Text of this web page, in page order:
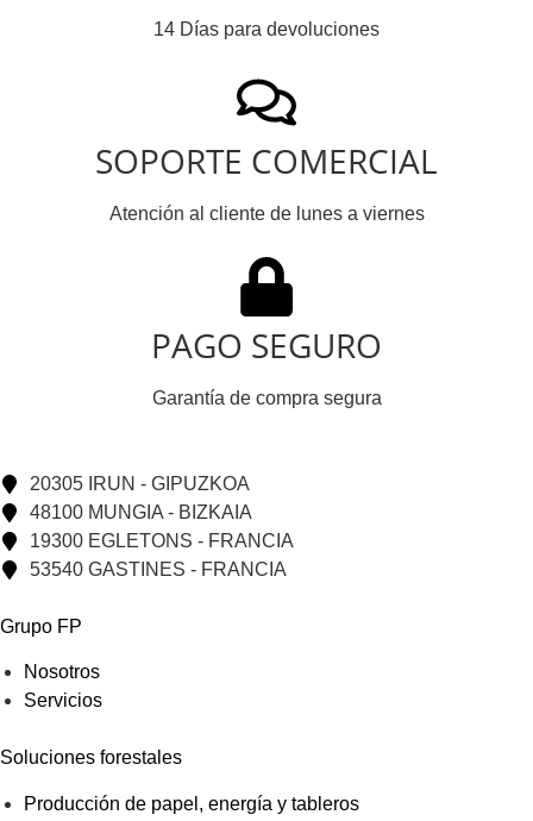
14 Días para devoluciones
SOPORTE COMERCIAL
Atención al cliente de lunes a viernes
PAGO SEGURO
Garantía de compra segura
20305 IRUN - GIPUZKOA
48100 MUNGIA - BIZKAIA
19300 EGLETONS - FRANCIA
53540 GASTINES - FRANCIA
Grupo FP
Nosotros
Servicios
Soluciones forestales
Producción de papel, energía y tableros